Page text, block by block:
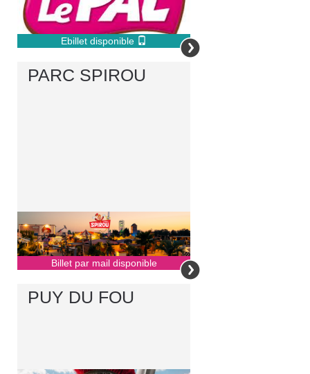
Ebillet disponible
Billet par mail disponible
PARC SPIROU
PUY DU FOU